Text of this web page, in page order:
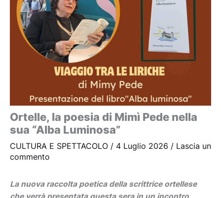
Ortelle, la poesia di Mimì Pede nella
sua “Alba Luminosa”
CULTURA E SPETTACOLO / 4 Luglio 2026 / Lascia un
commento
La nuova raccolta poetica della scrittrice ortellese